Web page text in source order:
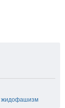
жидофашизм